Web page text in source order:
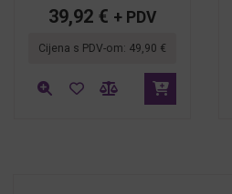
39,92 € + PDV
Cijena s PDV-om: 49,90 €